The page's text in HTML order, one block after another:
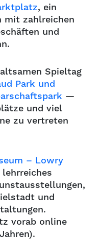
, ein
mit zahlreichen
und
Spieltag
Park und
—
und viel
zu vertreten
– Lowry
und
vorab online